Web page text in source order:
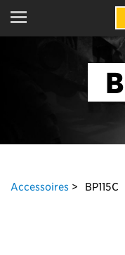
Menu
Accessoires BP115C